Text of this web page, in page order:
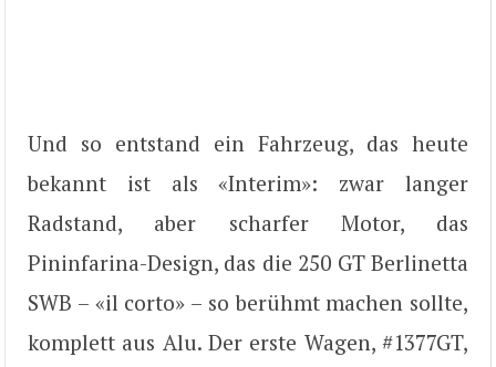
Und so entstand ein Fahrzeug, das heute
bekannt ist als «Interim»: zwar langer
Radstand, aber scharfer Motor, das
Pininfarina-Design, das die 250 GT Berlinetta
SWB – «il corto» – so berühmt machen sollte,
komplett aus Alu. Der erste Wagen, #1377GT,